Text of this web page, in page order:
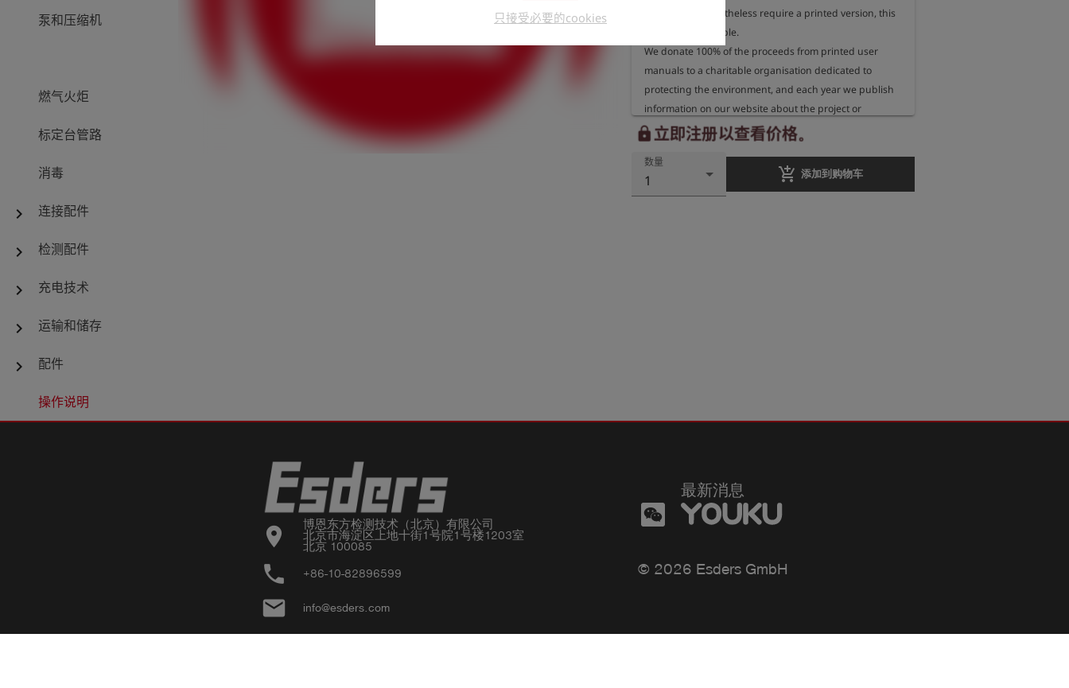
只接受必要的cookies
泵和压缩机
燃气火炬
标定台管路
消毒
chevron_right 连接配件
chevron_right 检测配件
chevron_right 充电技术
chevron_right 运输和储存
chevron_right 配件
操作说明
Should you nevertheless require a printed version, this
is of course possible.
We donate 100% of the proceeds from printed user
manuals to a charitable organisation dedicated to
protecting the environment, and each year we publish
information on our website about the project or
organisation receiving these funds.
lock 立即注册以查看价格。
数量
1 add_shopping_cart 添加到购物车
location_on
博恩东方检测技术（北京）有限公司
北京市海淀区上地十街1号院1号楼1203室
北京 100085
phone +86-10-82896599
email info@esders.com
最新消息
© 2026 Esders GmbH